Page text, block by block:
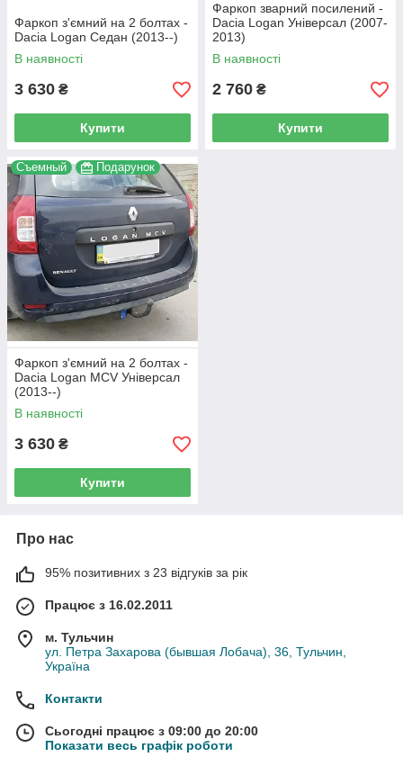
Фаркоп з'ємний на 2 болтах -
Dacia Logan Седан (2013--)
В наявності
3 630 ₴
Купити
Фаркоп зварний посилений -
Dacia Logan Універсал (2007-
2013)
В наявності
2 760 ₴
Купити
Съемный Подарунок
Фаркоп з'ємний на 2 болтах -
Dacia Logan MCV Універсал
(2013--)
В наявності
3 630 ₴
Купити
Про нас
95% позитивних з 23 відгуків за рік
Працює з 16.02.2011
м. Тульчин
ул. Петра Захарова (бывшая Лобача), 36, Тульчин,
Україна
Контакти
Сьогодні працює з 09:00 до 20:00
Показати весь графік роботи